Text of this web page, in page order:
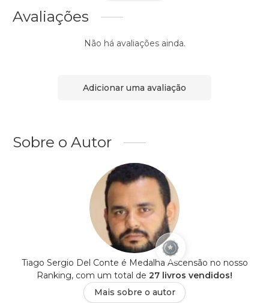
Avaliações
Não há avaliações ainda.
Adicionar uma avaliação
Sobre o Autor
Tiago Sergio Del Conte é Medalha Ascensão no nosso
Ranking, com um total de 27 livros vendidos!
Mais sobre o autor